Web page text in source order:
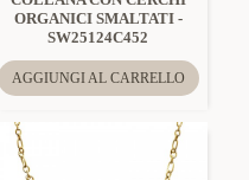
ORGANICI SMALTATI -
SW25124C452
AGGIUNGI AL CARRELLO